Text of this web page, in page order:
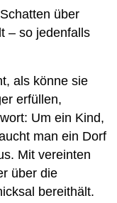
über
– so jedenfalls
als könne sie
erfüllen,
Um ein Kind,
man ein Dorf
Mit vereinten
über die
bereithält.